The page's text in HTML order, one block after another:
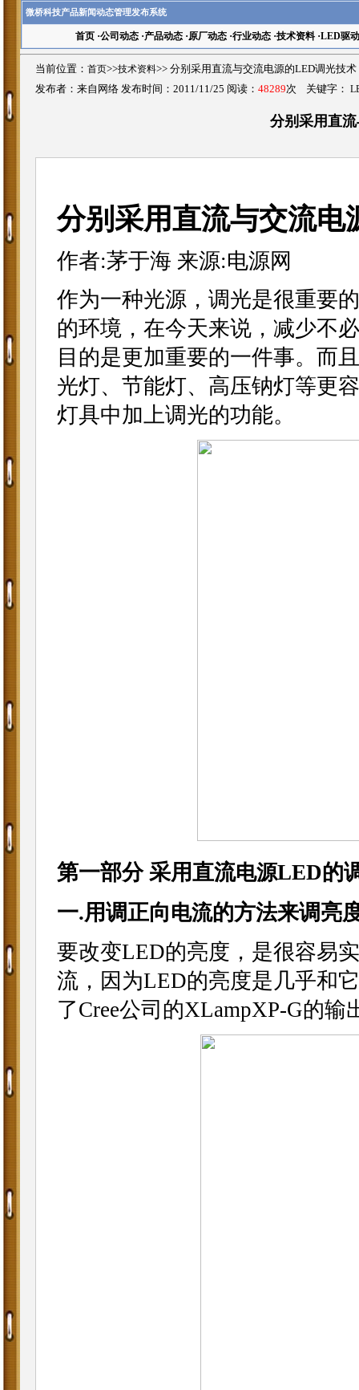
微桥科技产品新闻动态管理发布系统
首页·公司动态·产品动态·原厂动态·行业动态·技术资料·LED驱动
当前位置： 首页>>技术资料>> 分别采用直流与交流电源的LED调光技
发布者：来自网络 发布时间：2011/11/25 阅读： 48289次 关键字：
分别采用直
分别采用直流与交流电
作者:茅于海 来源:电源网
作为一种光源，调光是很重要
的环境，在今天来说，减少不
目的是更加重要的一件事。而
光灯、节能灯、高压钠灯等更
灯具中加上调光的功能。
第一部分 采用直流电源LED的
一.用调正向电流的方法来调亮
要改变LED的亮度，是很容易
流，因为LED的亮度是几乎和
了Cree公司的XLampXP-G的